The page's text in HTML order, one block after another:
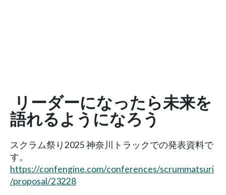
リーダーになったら未来を
語れるようになろう
スクラム祭り2025 神奈川トラックでの発表資料で
す。
https://confengine.com/conferences/scrummatsuri
/proposal/23228